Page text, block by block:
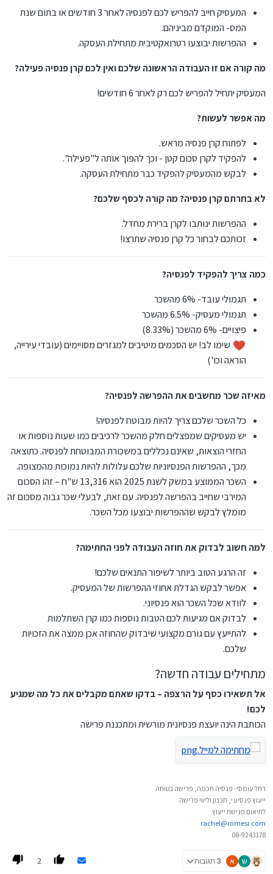
המעסיק חייב להפריש לכם לפנסיה לאחר 3 חודשים או בתום שנת
המס- המוקדם מביניהם.
ההפרשות יבוצעו רטרואקטיבית מתחילת העסקה.
מה קורה אם זו העבודה הראשונה שלכם ואין לכם קרן פנסיה פעילה?
המעסיק יתחיל להפריש לכם רק לאחר 6 חודשים!
מה אפשר לעשות?
לפתוח קרן פנסיה מראש.
להפקיד לקרן סכום קטן - וכך להפוך אותה ל"פעילה".
לבקש מהמעסיק להפקיד כבר מתחילת העסקה.
לא בחרתם קרן פנסיה? מה קורה לכסף שלכם?
ההפרשות ינותבו לקרן ברירת מחדל.
זכותכם לבחור כל קרן פנסיה שתרצו!
כמה צריך להפקיד לפנסיה?
תגמולי עובד- 6% מהשכר
תגמולי מעסיק- 6.5% מהשכר
פיצויים- 6% מהשכר (8.33%)
שימו לב! יש הסכמים מיטיבים למגזרים מסויימים (עובדי עירייה,
הוראה וכו')
מאיזה שכר מחשבים את ההפרשה לפנסיה?
כל השכר שלכם צריך להיות מבוטח לפנסיה!
יש מעסיקים שמפצלים חלק מהשכר לרכיבים כמו שעות נוספות או
החזרי הוצאות, שאינם נכללים במשכורת המבוטחת לפנסיה. כתוצאה
מכך, ההפרשות הפנסיוניות שלכם עלולות להיות נמוכות מהמצופה.
השכר הממוצע במשק לשנת 2025 הוא 13,316 ש"ח – זהו הסכום
המירבי שחייב בהפרשה לפנסיה. עם זאת, לבעלי שכר גבוה מסכום זה
מומלץ לבקש שההפרשות יבוצעו מכל השכר.
למה חשוב לבדוק את חוזה העבודה לפני החתימה?
זה הרגע הטוב ביותר לשיפור התנאים שלכם!
אפשר לבקש הגדלת אחוזי ההפרשות של המעסיק.
לוודא שכל השכר הוא פנסיוני.
לבדוק אם מגיעות לכם הטבות נוספות כמו קרן השתלמות
להתייעץ עם גורם מקצועי שיבדוק שהחוזה אכן ממצה את הזכויות
שלכם.
מתחילים עבודה חדשה?
אל תשאירו כסף על הרצפה – בדקו שאתם מקבלים את כל מה שמגיע
לכם!
הכותבת הינה יועצת פנסיונית מורשית ומתכננת פרישה
רחל עומסי- פנסיה חכמה, פרישה בטוחה
ייעוץ פנסיוני, תכנון וליווי פרישה
לתיאום פגישת ייעוץ
rachel@romesi.com
08-9243178
ש א 3 תגובות 2